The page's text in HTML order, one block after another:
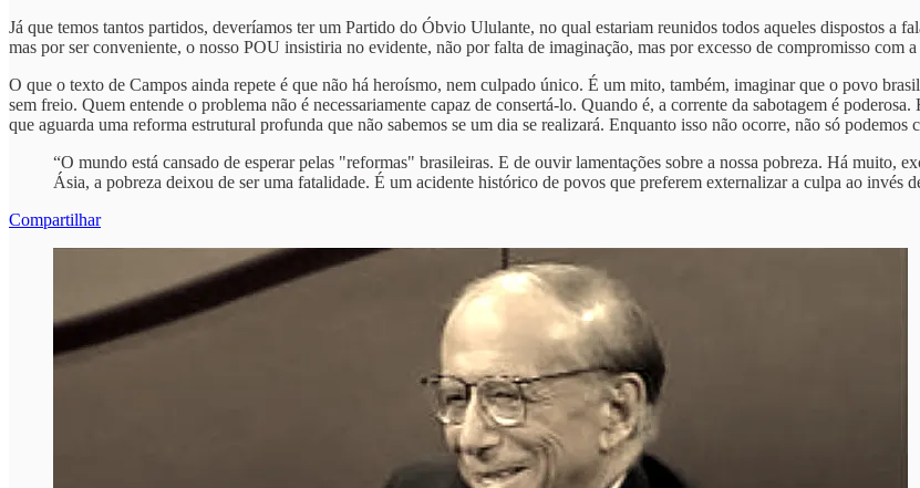
Já que temos tantos partidos, deveríamos ter um Partido do Óbvio Ululante, no qual estariam reunidos todos aqueles dispostos a
mas por ser conveniente, o nosso POU insistiria no evidente, não por falta de imaginação, mas por excesso de compromisso com a
O que o texto de Campos ainda repete é que não há heroísmo, nem culpado único. É um mito, também, imaginar que o povo
sem freio. Quem entende o problema não é necessariamente capaz de consertá-lo. Quando é, a corrente da sabotagem é
que aguarda uma reforma estrutural profunda que não sabemos se um dia se realizará. Enquanto isso não ocorre, não só
“O mundo está cansado de esperar pelas "reformas" brasileiras. E de ouvir lamentações sobre a nossa pobreza. Há muito,
Ásia, a pobreza deixou de ser uma fatalidade. É um acidente histórico de povos que preferem externalizar a culpa ao invés
Compartilhar